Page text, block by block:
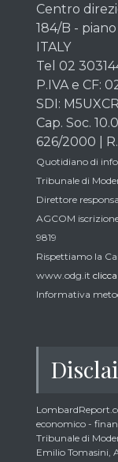
Centro
184/B -
ITALY
Tel 02
P.IVA e CF:
SDI:
Cap. Soc.
626/2000 |
Quotidiano di
Tribunale di
Direttore
AGCOM
9819
Rispettiamo la
www.odg.it
Informativa
economico -
Tribunale di
Emilio Tomasini,